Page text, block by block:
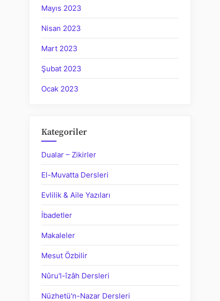
Mayıs 2023
Nisan 2023
Mart 2023
Şubat 2023
Ocak 2023
Kategoriler
Dualar – Zikirler
El-Muvatta Dersleri
Evlilik & Aile Yazıları
İbadetler
Makaleler
Mesut Özbilir
Nûru'l-îzâh Dersleri
Nüzhetü'n-Nazar Dersleri